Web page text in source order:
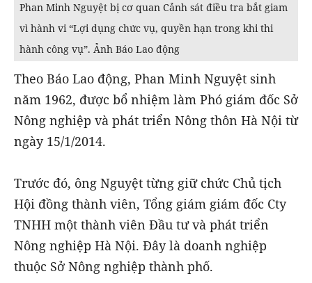
Phan Minh Nguyệt bị cơ quan Cảnh sát điều tra bắt giam
vì hành vi “Lợi dụng chức vụ, quyền hạn trong khi thi
hành công vụ”. Ảnh Báo Lao động
Theo Báo Lao động, Phan Minh Nguyệt sinh
năm 1962, được bổ nhiệm làm Phó giám đốc Sở
Nông nghiệp và phát triển Nông thôn Hà Nội từ
ngày 15/1/2014.
Trước đó, ông Nguyệt từng giữ chức Chủ tịch
Hội đồng thành viên, Tổng giám giám đốc Cty
TNHH một thành viên Đầu tư và phát triển
Nông nghiệp Hà Nội. Đây là doanh nghiệp
thuộc Sở Nông nghiệp thành phố.